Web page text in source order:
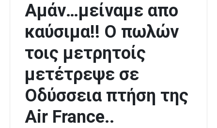
Αμάν…μείναμε απο
καύσιμα!! Ο πωλών
τοις μετρητοίς
μετέτρεψε σε
Οδύσσεια πτήση της
Air France..